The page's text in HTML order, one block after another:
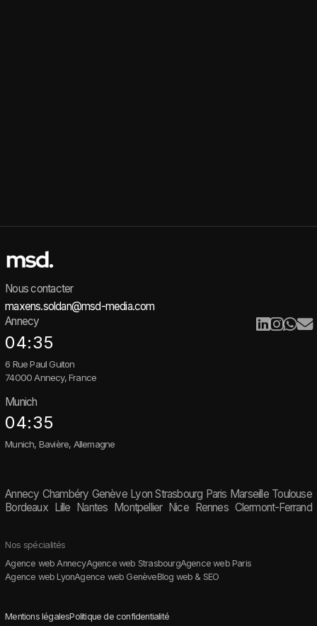
Nous contacter
maxens.soldan@msd-media.com
Annecy
04:35
6 Rue Paul Guiton
74000 Annecy, France
Munich
04:35
Munich, Bavière, Allemagne
Annecy Chambéry Genève Lyon Strasbourg Paris Marseille Toulouse
Bordeaux
Lille Nantes Montpellier Nice Rennes Clermont-Ferrand
Nos spécialités
Agence web AnnecyAgence web StrasbourgAgence web Paris
Agence web LyonAgence web GenèveBlog web & SEO
Mentions légalesPolitique de confidentialité